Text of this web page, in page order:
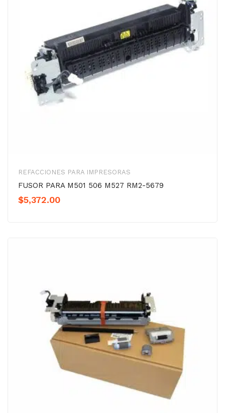
REFACCIONES PARA IMPRESORAS
FUSOR PARA M501 506 M527 RM2-5679
$5,372.00